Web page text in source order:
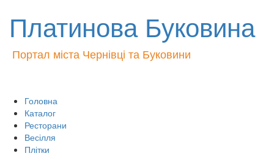
Платинова Буковина
Портал міста Чернівці та Буковини
Головна
Каталог
Ресторани
Весілля
Плітки